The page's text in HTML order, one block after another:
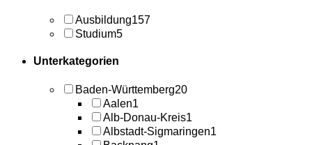
Ausbildung157
Studium5
Unterkategorien
Baden-Württemberg20
Aalen1
Alb-Donau-Kreis1
Albstadt-Sigmaringen1